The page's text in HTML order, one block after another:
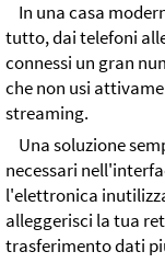
In una casa
tutto, dai telefoni
connessi un gran
che non usi
streaming.
Una soluzione
necessari
l'elettronica
alleggerisci la tua
trasferimento dati